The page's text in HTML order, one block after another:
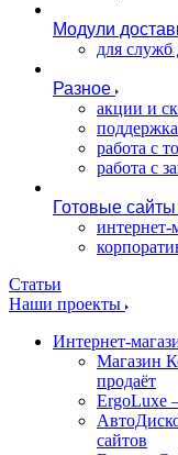
Модули
для служб
Разное
акции и
работа с
работа с
Готовые
интернет-
Статьи
Наши проекты
Интернет-
Магазин
продаёт
ErgoLuxe
сайтов